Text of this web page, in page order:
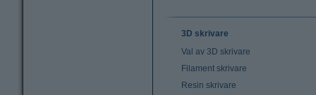
3D skrivare
Val av 3D skrivare
Filament skrivare
Resin skrivare